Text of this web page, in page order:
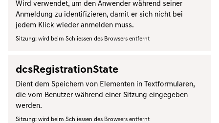
Wird verwendet, um den Anwender während seiner
Anmeldung zu identifizieren, damit er sich nicht bei
jedem Klick wieder anmelden muss.
Sitzung: wird beim Schliessen des Browsers entfernt
dcsRegistrationState
Dient dem Speichern von Elementen in Textformularen,
die vom Benutzer während einer Sitzung eingegeben
werden.
Sitzung: wird beim Schliessen des Browsers entfernt